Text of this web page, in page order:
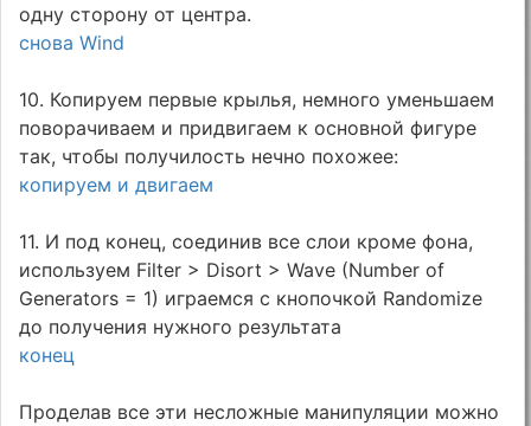
одну сторону от центра.
снова Wind
10. Копируем первые крылья, немного уменьшаем
поворачиваем и придвигаем к основной фигуре
так, чтобы получилость нечно похожее:
копируем и двигаем
11. И под конец, соединив все слои кроме фона,
используем Filter > Disort > Wave (Number of
Generators = 1) играемся с кнопочкой Randomize
до получения нужного результата
конец
Проделав все эти несложные манипуляции можно